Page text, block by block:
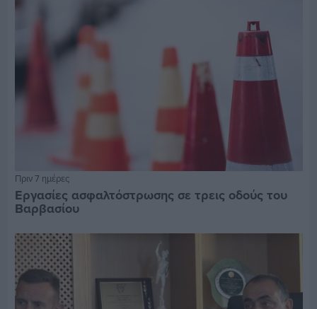
Πριν 7 ημέρες
Εργασίες ασφαλτόστρωσης σε τρεις οδούς του
Βαρβασίου